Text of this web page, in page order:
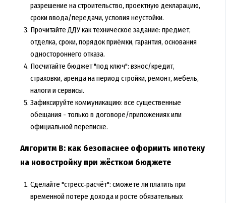
разрешение на строительство, проектную декларацию,
сроки ввода/передачи, условия неустойки.
Прочитайте ДДУ как техническое задание: предмет,
отделка, сроки, порядок приёмки, гарантия, основания
одностороннего отказа.
Посчитайте бюджет "под ключ": взнос/кредит,
страховки, аренда на период стройки, ремонт, мебель,
налоги и сервисы.
Зафиксируйте коммуникацию: все существенные
обещания - только в договоре/приложениях или
официальной переписке.
Алгоритм B: как безопаснее оформить ипотеку
на новостройку при жёстком бюджете
Сделайте "стресс‑расчёт": сможете ли платить при
временной потере дохода и росте обязательных